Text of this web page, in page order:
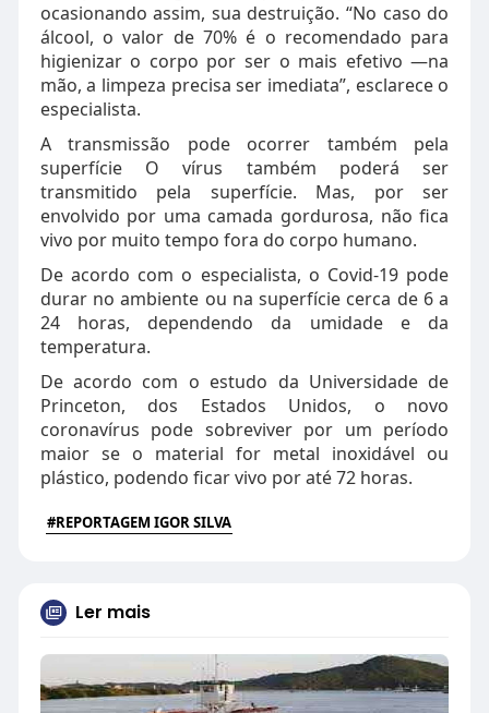
ocasionando assim, sua destruição. “No caso do
álcool, o valor de 70% é o recomendado para
higienizar o corpo por ser o mais efetivo —na
mão, a limpeza precisa ser imediata”, esclarece o
especialista.
A transmissão pode ocorrer também pela
superfície O vírus também poderá ser
transmitido pela superfície. Mas, por ser
envolvido por uma camada gordurosa, não fica
vivo por muito tempo fora do corpo humano.
De acordo com o especialista, o Covid-19 pode
durar no ambiente ou na superfície cerca de 6 a
24 horas, dependendo da umidade e da
temperatura.
De acordo com o estudo da Universidade de
Princeton, dos Estados Unidos, o novo
coronavírus pode sobreviver por um período
maior se o material for metal inoxidável ou
plástico, podendo ficar vivo por até 72 horas.
#REPORTAGEM IGOR SILVA
Ler mais